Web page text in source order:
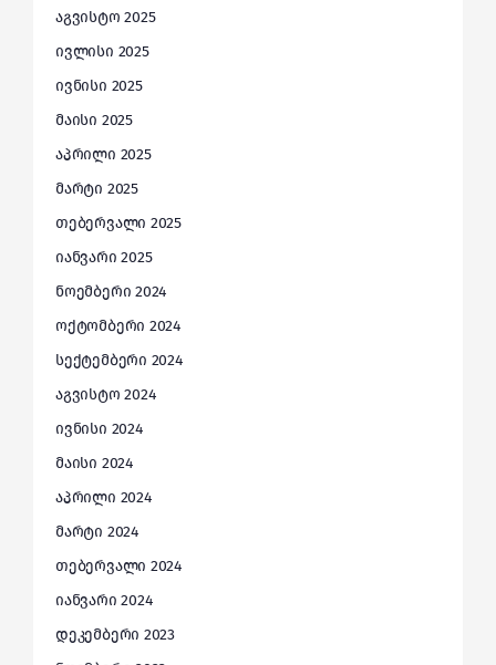
აგვისტო 2025
ივლისი 2025
ივნისი 2025
მაისი 2025
აპრილი 2025
მარტი 2025
თებერვალი 2025
იანვარი 2025
ნოემბერი 2024
ოქტომბერი 2024
სექტემბერი 2024
აგვისტო 2024
ივნისი 2024
მაისი 2024
აპრილი 2024
მარტი 2024
თებერვალი 2024
იანვარი 2024
დეკემბერი 2023